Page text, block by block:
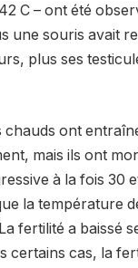
C – ont été
une souris avait
plus ses
chauds ont
mais ils ont
à la fois 30
la température
fertilité a baissé
certains cas, la